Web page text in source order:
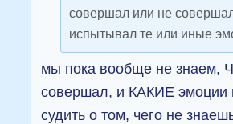
совершал или не
испытывал те или иные
мы пока вообще не знаем,
совершал, и КАКИЕ эмоции
судить о том, чего не